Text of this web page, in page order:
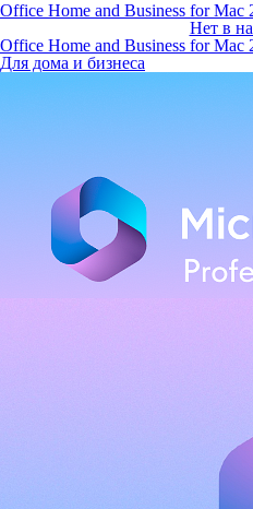
Office Home and Business for Mac
Нет в
Office Home and Business for Mac
Для дома и бизнеса